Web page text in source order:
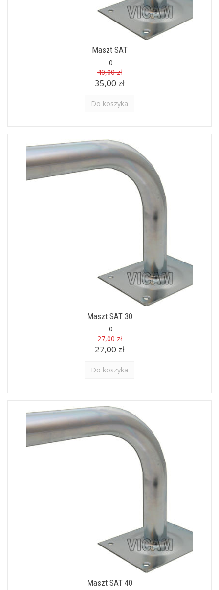
Maszt SAT
0
40,00 zł
35,00 zł
Do koszyka
Maszt SAT 30
0
27,00 zł
27,00 zł
Do koszyka
Maszt SAT 40